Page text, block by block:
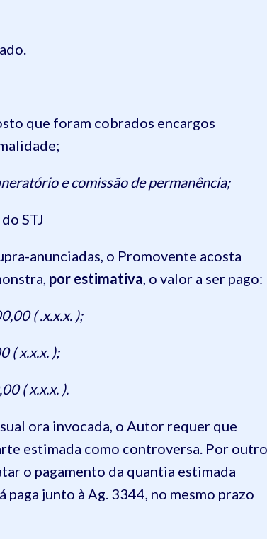
que foram cobrados encargos
e comissão de permanência;
STJ
anunciadas, o Promovente acosta
por estimativa, o valor a ser pago:
( .x.x.x. );
( x.x.x. );
( x.x.x. ).
ora invocada, o Autor requer que
estimada como controversa. Por outro
o pagamento da quantia estimada
junto à Ag. 3344, no mesmo prazo